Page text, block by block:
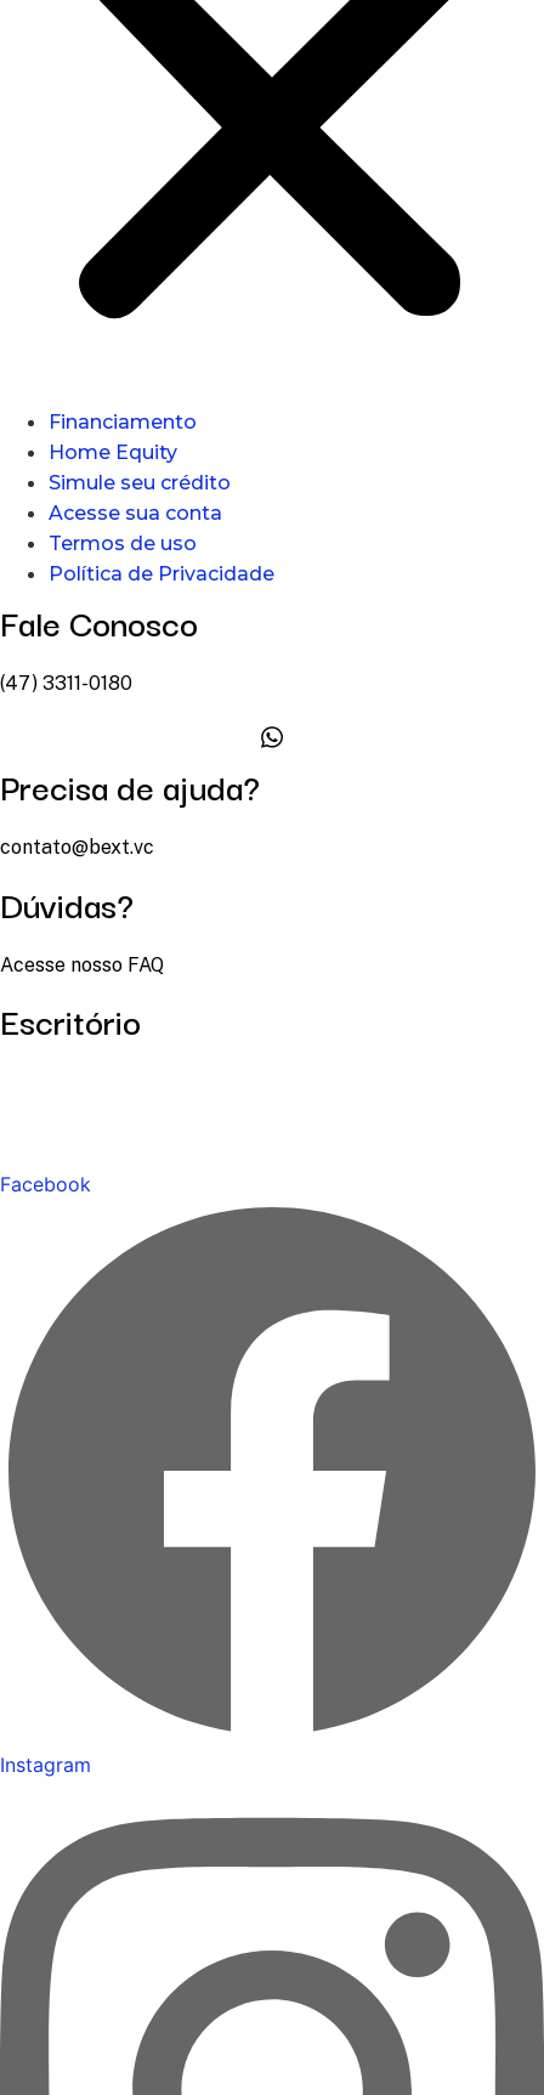
Financiamento
Home Equity
Simule seu crédito
Acesse sua conta
Termos de uso
Política de Privacidade
Fale Conosco
(47) 3311-0180
Precisa de ajuda?
contato@bext.vc
Dúvidas?
Acesse nosso FAQ
Escritório
Facebook
Instagram